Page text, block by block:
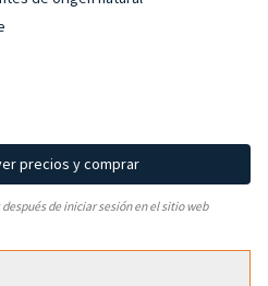
precios y comprar
de iniciar sesión en el sitio web